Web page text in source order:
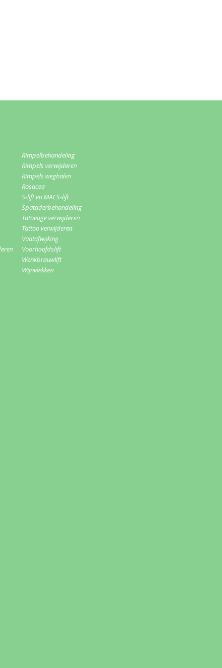
Rimpelbehandeling
Rimpels verwijderen
Rimpels weghalen
Rosacea
S-lift en MACS-lift
Spataderbehandeling
Tatoeage verwijderen
Tattoo verwijderen
Vaatafwijking
Voorhoofdslift
Wenkbrauwlift
Wijnvlekken